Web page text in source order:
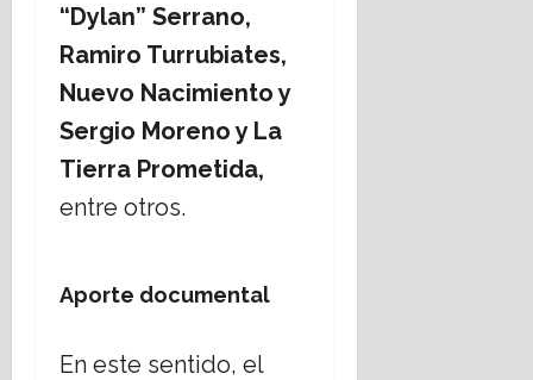
“Dylan” Serrano,
Ramiro Turrubiates,
Nuevo Nacimiento y
Sergio Moreno y La
Tierra Prometida,
entre otros.
Aporte documental
En este sentido, el